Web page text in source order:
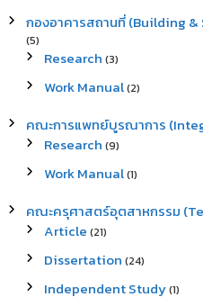
กองอาคารสถานที่ (Building
(5)
Research (3)
Work Manual(2)
คณะการแพทย์บูรณาการ
Research (9)
Work Manual(1)
คณะครุศาสตร์อุตสาหกรรม
Article (21)
Dissertation (24)
Independent Study(1)